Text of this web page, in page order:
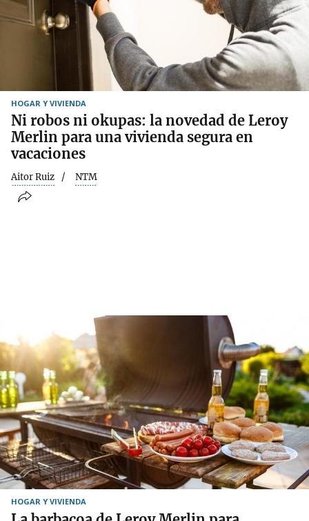
HOGAR Y VIVIENDA
Ni robos ni okupas: la novedad de Leroy
Merlin para una vivienda segura en
vacaciones
Aitor Ruiz NTM
HOGAR Y VIVIENDA